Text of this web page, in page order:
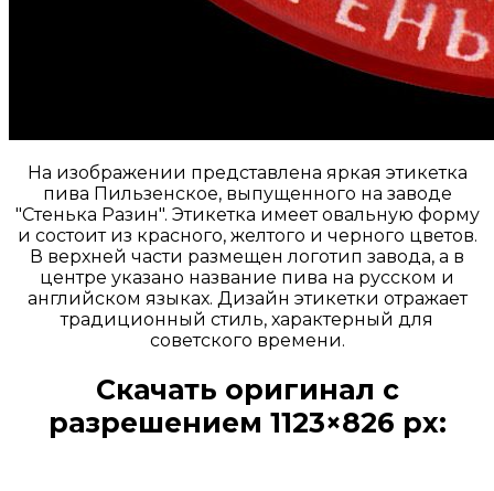
На изображении представлена яркая этикетка
пива Пильзенское, выпущенного на заводе
"Стенька Разин". Этикетка имеет овальную форму
и состоит из красного, желтого и черного цветов.
В верхней части размещен логотип завода, а в
центре указано название пива на русском и
английском языках. Дизайн этикетки отражает
традиционный стиль, характерный для
советского времени.
Скачать оригинал с
разрешением 1123×826 px: